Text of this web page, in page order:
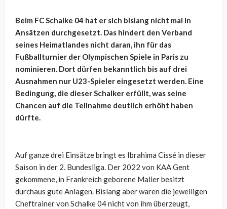
Beim FC Schalke 04 hat er sich bislang nicht mal in
Ansätzen durchgesetzt. Das hindert den Verband
seines Heimatlandes nicht daran, ihn für das
Fußballturnier der Olympischen Spiele in Paris zu
nominieren. Dort dürfen bekanntlich bis auf drei
Ausnahmen nur U23-Spieler eingesetzt werden. Eine
Bedingung, die dieser Schalker erfüllt, was seine
Chancen auf die Teilnahme deutlich erhöht haben
dürfte.
Auf ganze drei Einsätze bringt es Ibrahima Cissé in dieser
Saison in der 2. Bundesliga. Der 2022 von KAA Gent
gekommene, in Frankreich geborene Malier besitzt
durchaus gute Anlagen. Bislang aber waren die jeweiligen
Cheftrainer von Schalke 04 nicht von ihm überzeugt,